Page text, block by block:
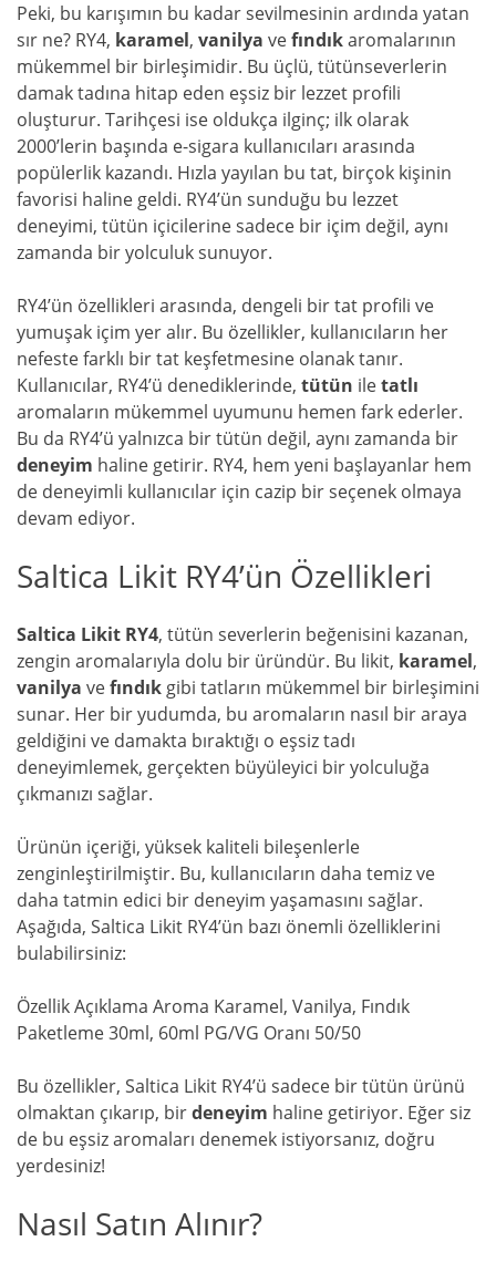
Peki, bu karışımın bu kadar sevilmesinin ardında yatan
sır ne? RY4, karamel, vanilya vefındıkaromalarının
mükemmel bir birleşimidir. Bu üçlü, tütünseverlerin
damak tadına hitap eden eşsiz bir lezzet profili
oluşturur. Tarihçesi ise oldukça ilginç; ilk olarak
2000’lerin başında e-sigara kullanıcıları arasında
popülerlik kazandı. Hızla yayılan bu tat, birçok kişinin
favorisi haline geldi. RY4’ün sunduğu bu lezzet
deneyimi, tütün içicilerine sadece bir içim değil, aynı
zamanda bir yolculuk sunuyor.
RY4’ün özellikleri arasında, dengeli bir tat profili ve
yumuşak içim yer alır. Bu özellikler, kullanıcıların her
nefeste farklı bir tat keşfetmesine olanak tanır.
Kullanıcılar, RY4’ü denediklerinde, tütün iletatlı
aromaların mükemmel uyumunu hemen fark ederler.
Bu da RY4’ü yalnızca bir tütün değil, aynı zamanda bir
deneyim haline getirir. RY4, hem yeni başlayanlar hem
de deneyimli kullanıcılar için cazip bir seçenek olmaya
devam ediyor.
Saltica Likit RY4’ün Özellikleri
Saltica Likit RY4, tütün severlerin beğenisini kazanan,
zengin aromalarıyla dolu bir üründür. Bu likit, karamel,
vanilya vefındık gibi tatların mükemmel bir birleşimini
sunar. Her bir yudumda, bu aromaların nasıl bir araya
geldiğini ve damakta bıraktığı o eşsiz tadı
deneyimlemek, gerçekten büyüleyici bir yolculuğa
çıkmanızı sağlar.
Ürünün içeriği, yüksek kaliteli bileşenlerle
zenginleştirilmiştir. Bu, kullanıcıların daha temiz ve
daha tatmin edici bir deneyim yaşamasını sağlar.
Aşağıda, Saltica Likit RY4’ün bazı önemli özelliklerini
bulabilirsiniz:
Özellik Açıklama Aroma Karamel, Vanilya, Fındık
Paketleme 30ml, 60ml PG/VG Oranı 50/50
Bu özellikler, Saltica Likit RY4’ü sadece bir tütün ürünü
olmaktan çıkarıp, birdeneyim haline getiriyor. Eğer siz
de bu eşsiz aromaları denemek istiyorsanız, doğru
yerdesiniz!
Nasıl Satın Alınır?